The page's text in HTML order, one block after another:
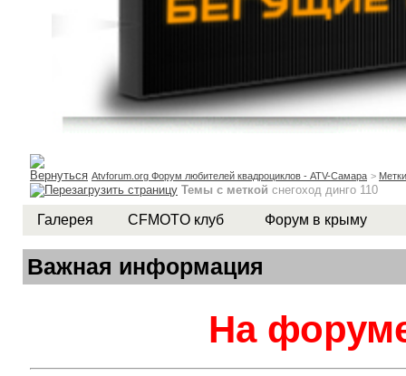
Atvforum.org Форум любителей квадроциклов - ATV-Самара > Метки
Темы с меткой снегоход динго 110
Галерея CFMOTO клуб Форум в крыму
Важная информация
На